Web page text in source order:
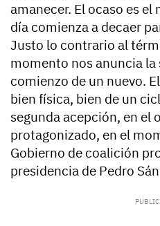
amanecer. El ocaso es
día comienza a decaer
Justo lo contrario al
momento nos anuncia la
comienzo de un nuevo.
bien física, bien de un
segunda acepción, en el
protagonizado, en el
Gobierno de coalición
presidencia de Pedro